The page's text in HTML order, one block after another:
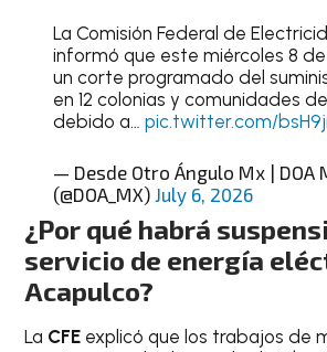
La Comisión Federal de
informó que este miércoles 8
un corte programado del
en 12 colonias y comunidades
debido a… pic.twitter.com/
— Desde Otro Ángulo Mx | DOA
(@DOA_MX) July 6, 2026
¿Por qué habrá
servicio de energía
Acapulco?
La CFE explicó que los trabajos de